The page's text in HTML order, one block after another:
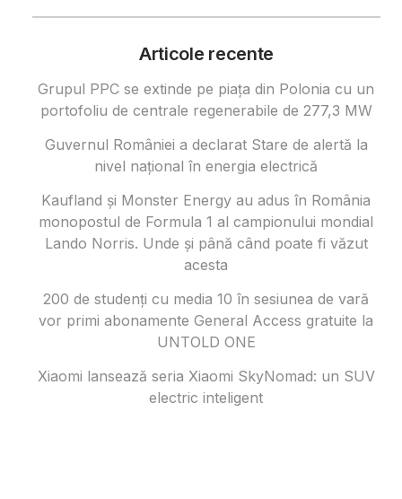
Articole recente
Grupul PPC se extinde pe piața din Polonia cu un
portofoliu de centrale regenerabile de 277,3 MW
Guvernul României a declarat Stare de alertă la
nivel național în energia electrică
Kaufland și Monster Energy au adus în România
monopostul de Formula 1 al campionului mondial
Lando Norris. Unde și până când poate fi văzut
acesta
200 de studenți cu media 10 în sesiunea de vară
vor primi abonamente General Access gratuite la
UNTOLD ONE
Xiaomi lansează seria Xiaomi SkyNomad: un SUV
electric inteligent